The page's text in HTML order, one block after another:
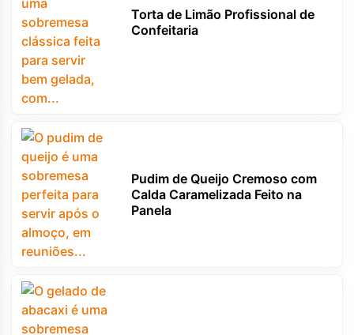
Torta de Limão Profissional de
Confeitaria
Pudim de Queijo Cremoso com
Calda Caramelizada Feito na
Panela